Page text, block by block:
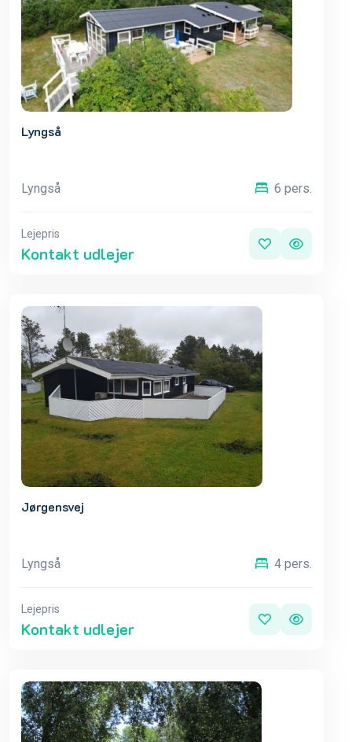
Lyngså
Lyngså 6 pers.
Lejepris
Kontakt udlejer
Jørgensvej
Lyngså 4 pers.
Lejepris
Kontakt udlejer